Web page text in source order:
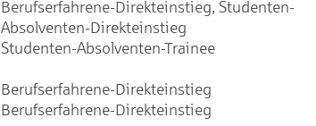
Berufserfahrene-Direkteinstieg, Studenten-
Absolventen-Direkteinstieg
Studenten-Absolventen-Trainee
Berufserfahrene-Direkteinstieg
Berufserfahrene-Direkteinstieg